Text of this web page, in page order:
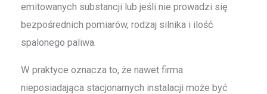
emitowanych substancji lub jeśli nie prowadzi się
bezpośrednich pomiarów, rodzaj silnika i ilość
spalonego paliwa.
W praktyce oznacza to, że nawet firma
nieposiadająca stacjonarnych instalacji może być